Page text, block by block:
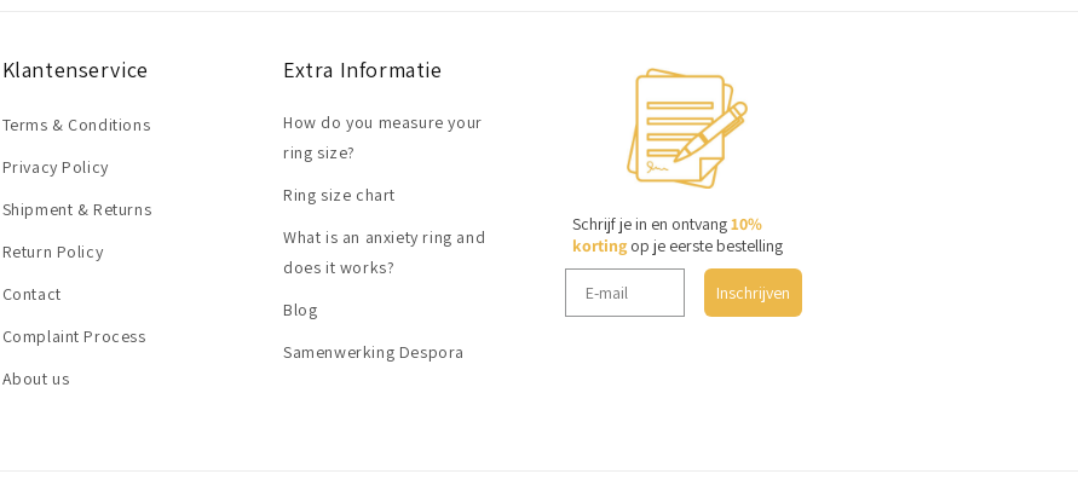
Klantenservice
Terms & Conditions
Privacy Policy
Shipment & Returns
Return Policy
Contact
Complaint Process
About us
Extra Informatie
How do you measure your
ring size?
Ring size chart
What is an anxiety ring and
does it works?
Blog
Samenwerking Despora
Schrijf je in en ontvang10%
korting op je eerste bestelling
Inschrijven